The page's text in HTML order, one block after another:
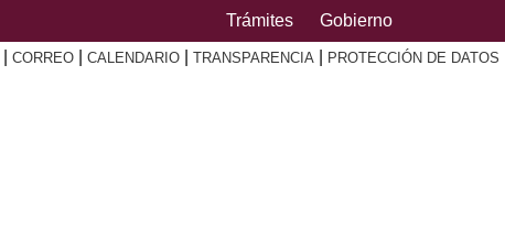
Trámites Gobierno
CORREO CALENDARIO TRANSPARENCIA PROTECCIÓN DE DATOS